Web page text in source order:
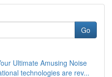
Go
Ultimate Amusing Noise
technologies are rev...